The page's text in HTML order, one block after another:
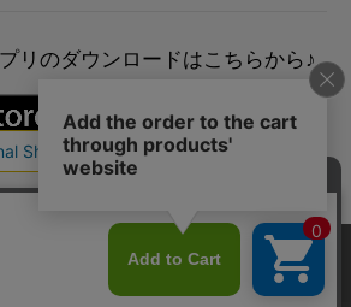
リのダウンロードはこちらから♪
にご利用いただけるようCookieを利用し
は
プライバシポリシー
をご確認くださ